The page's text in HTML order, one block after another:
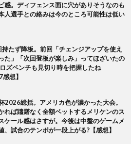
感。ディフェンス面に穴がありそうなのも
人選手との絡みは今のところ可能性は低い
たず降板。前回「チェンジアップを使え
た」「次回登板が楽しみ」ってほざいたの
ズベンチも見切り時を把握したね
想】
2026総括。アメリカ色が濃かった大会。
れば躊躇なく全額ベットするメリケンのス
ケール感はさすが。今後は中盤のゲームメ
、試合のテンポが一段上がる?【感想】